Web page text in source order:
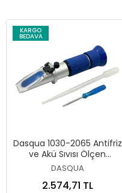
KARGO
BEDAVA
Dasqua 1030-2065 Antifriz
ve Akü Sıvısı Ölçen
Refraktometre
DASQUA
2.574,71 TL